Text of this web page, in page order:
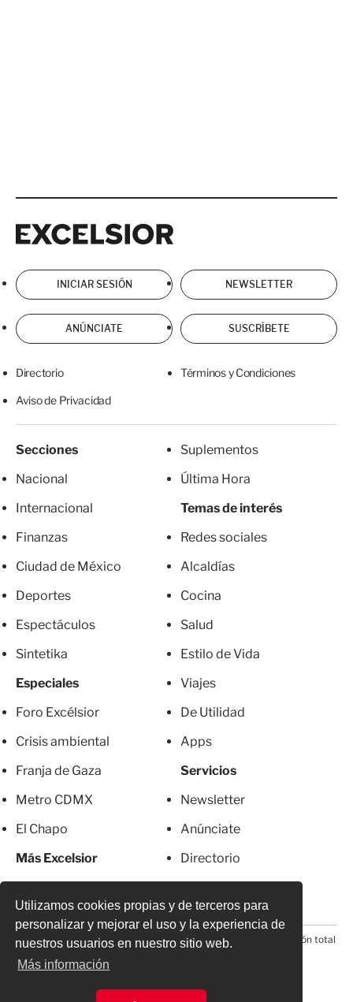
Utilizamos cookies propias y de terceros para
personalizar y mejorar el uso y la experiencia de
nuestros usuarios en nuestro sitio web.
Más información
INICIAR SESIÓN NEWSLETTER
ANÚNCIATE SUSCRÍBETE
Directorio Términos y Condiciones
Aviso de Privacidad
Secciones
Nacional
Internacional
Finanzas
Ciudad de México
Deportes
Espectáculos
Sintetika
Especiales
Foro Excélsior
Crisis ambiental
Franja de Gaza
Metro CDMX
El Chapo
Más Excelsior
Suplementos
Última Hora
Temas de interés
Redes sociales
Alcaldías
Cocina
Salud
Estilo de Vida
Viajes
De Utilidad
Apps
Servicios
Newsletter
Anúnciate
Directorio
© 2026 Todos los derechos reservados. Prohibida la reproducción total
o parcial, incluyendo cualquier medio electrónico*